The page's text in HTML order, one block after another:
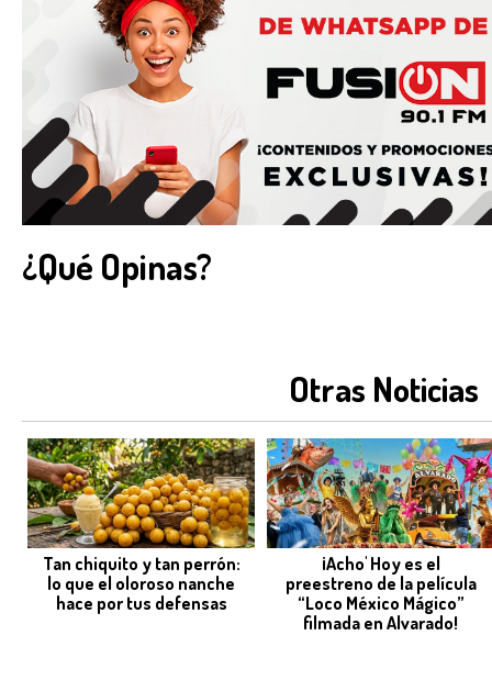
¿Qué Opinas?
Otras Noticias
Tan chiquito y tan perrón:
lo que el oloroso nanche
hace por tus defensas
¡Acho' Hoy es el
preestreno de la película
“Loco México Mágico”
filmada en Alvarado!